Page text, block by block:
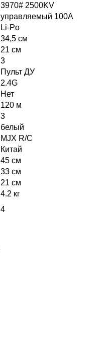
3970# 2500KV
управляемый 100A
Li-Po
34,5 см
21 см
3
Пульт ДУ
2.4G
Нет
120 м
3
белый
MJX R/C
Китай
45 см
33 см
21 см
4.2 кг
4